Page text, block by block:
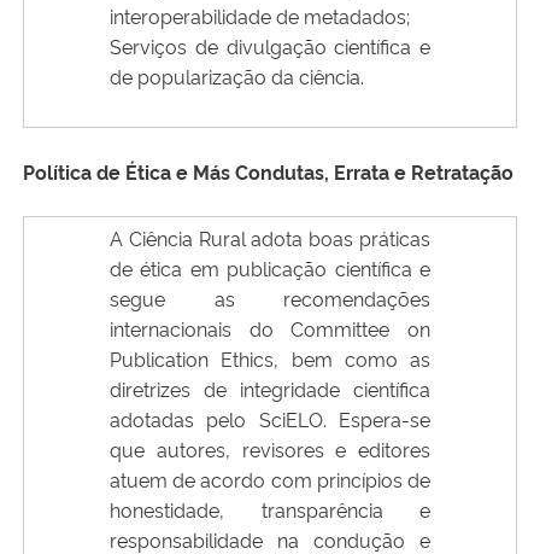
interoperabilidade de metadados;
Serviços de divulgação científica e
de popularização da ciência.
Política de Ética e Más Condutas, Errata e Retratação
A Ciência Rural adota boas práticas
de ética em publicação científica e
segue as recomendações
internacionais do Committee on
Publication Ethics, bem como as
diretrizes de integridade científica
adotadas pelo SciELO. Espera-se
que autores, revisores e editores
atuem de acordo com princípios de
honestidade, transparência e
responsabilidade na condução e